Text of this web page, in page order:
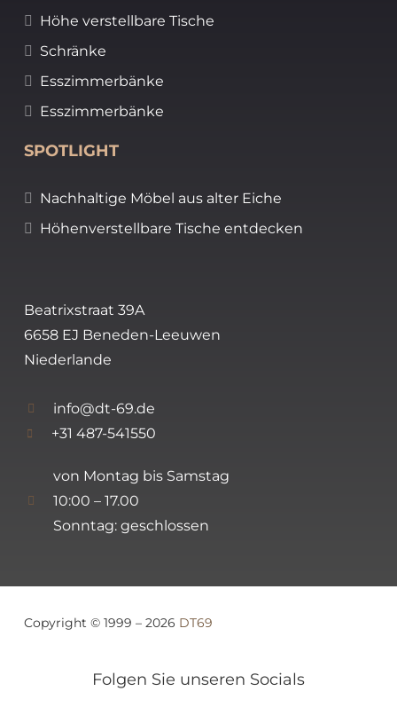
Höhe verstellbare Tische
Schränke
Esszimmerbänke
Esszimmerbänke
SPOTLIGHT
Nachhaltige Möbel aus alter Eiche
Höhenverstellbare Tische entdecken
Beatrixstraat 39A
6658 EJ Beneden-Leeuwen
Niederlande
info@dt-69.de
+31 487-541550
von Montag bis Samstag
10:00 – 17.00
Sonntag: geschlossen
Copyright © 1999 – 2026 DT69
Folgen Sie unseren Socials